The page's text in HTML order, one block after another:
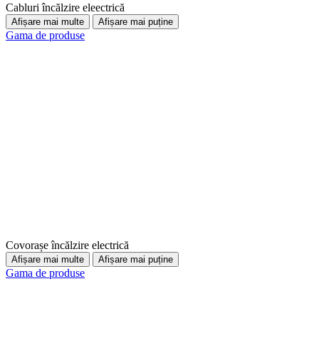
Cabluri încălzire eleectrică
Afișare mai multe Afișare mai puține
Gama de produse
Covorașe încălzire electrică
Afișare mai multe Afișare mai puține
Gama de produse